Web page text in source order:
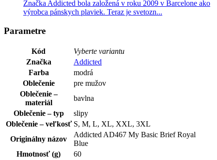
Značka Addicted bola založená v roku 2009 v Barcelone ako
výrobca pánskych plaviek. Teraz je svetozn...
Parametre
Kód
Vyberte variantu
Značka
Addicted
Farba
modrá
Oblečenie
pre mužov
Oblečenie –
materiál
bavlna
Oblečenie – typ
slipy
Oblečenie – veľkosť S, M, L, XL, XXL, 3XL
Originálny názov
Addicted AD467 My Basic Brief Royal
Blue
Hmotnosť (g)
60